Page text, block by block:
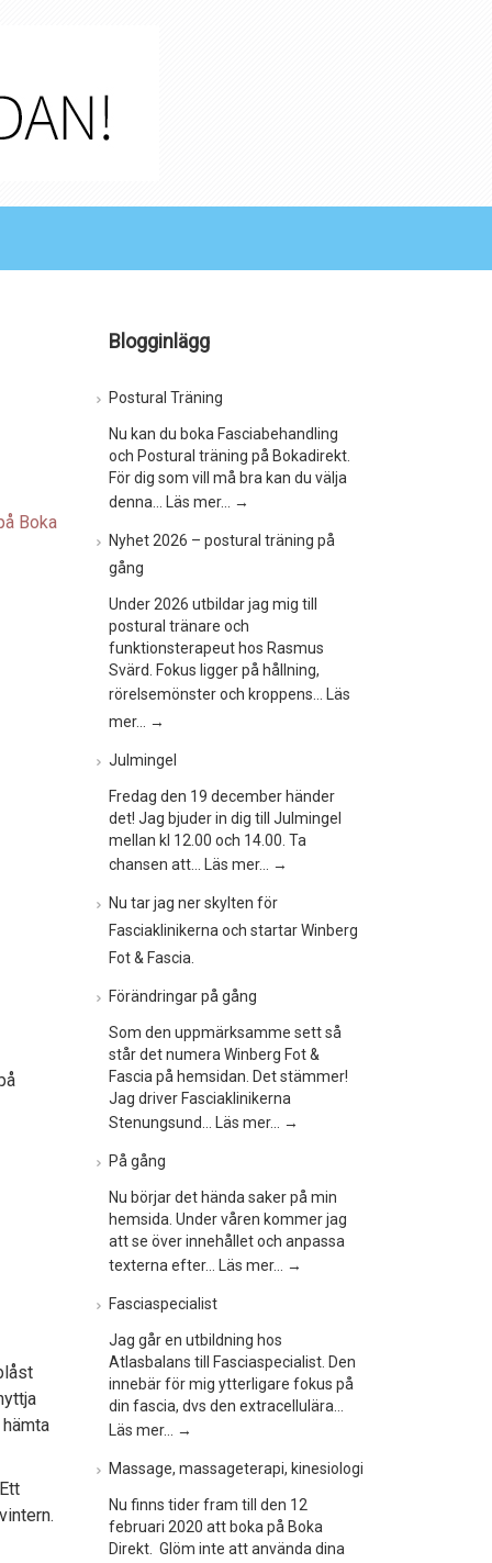
Boka
Blogginlägg
Postural Träning
Nu kan du boka Fasciabehandling
och Postural träning på Bokadirekt.
För dig som vill må bra kan du välja
denna…
Läs mer… →
Nyhet 2026 – postural träning på
gång
Under 2026 utbildar jag mig till
postural tränare och
funktionsterapeut hos Rasmus
Svärd. Fokus ligger på hållning,
rörelsemönster och kroppens…
Läs
mer…
→
Julmingel
Fredag den 19 december händer
det! Jag bjuder in dig till Julmingel
mellan kl 12.00 och 14.00. Ta
chansen att…
Läs mer… →
Nu tar jag ner skylten för
Fasciaklinikerna och startar Winberg
Fot & Fascia.
Förändringar på gång
Som den uppmärksamme sett så
står det numera Winberg Fot &
Fascia på hemsidan. Det stämmer!
Jag driver Fasciaklinikerna
Stenungsund…
Läs mer… →
På gång
Nu börjar det hända saker på min
hemsida. Under våren kommer jag
att se över innehållet och anpassa
texterna efter…
Läs mer… →
Fasciaspecialist
Jag går en utbildning hos
Atlasbalans till Fasciaspecialist. Den
innebär för mig ytterligare fokus på
din fascia, dvs den extracellulära…
Läs mer…
→
Massage, massageterapi, kinesiologi
Nu finns tider fram till den 12
februari 2020 att boka på Boka
Direkt. Glöm inte att använda dina